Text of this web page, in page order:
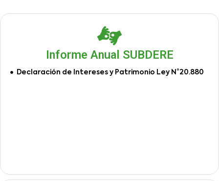
Informe Anual SUBDERE
Declaración de Intereses y Patrimonio Ley N°20.880